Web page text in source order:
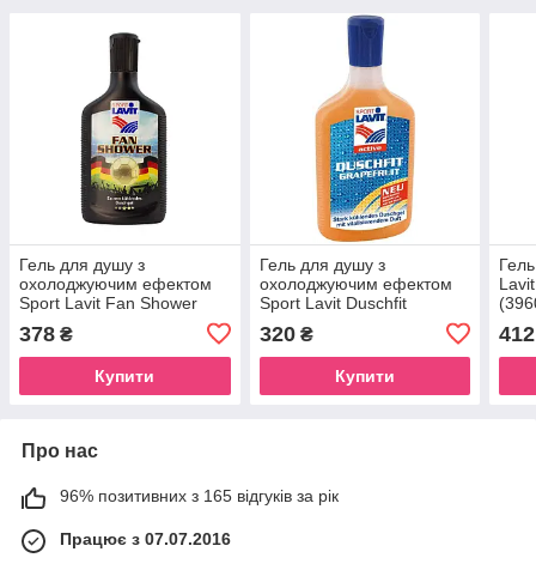
Гель для душу з
охолоджуючим ефектом
Sport Lavit Fan Shower
378 ₴
Купити
Гель для душу з
охолоджуючим ефектом
Sport Lavit Duschfit
(39805000)
320₴
Купити
412
Про нас
96% позитивних з 165 відгуків за рік
Працює з 07.07.2016